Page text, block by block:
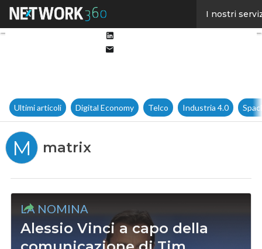
I nostri
Ultimi articoli Digital Economy Telco Industria 4.0
M matrix
LA NOMINA
Alessio Vinci a capo della